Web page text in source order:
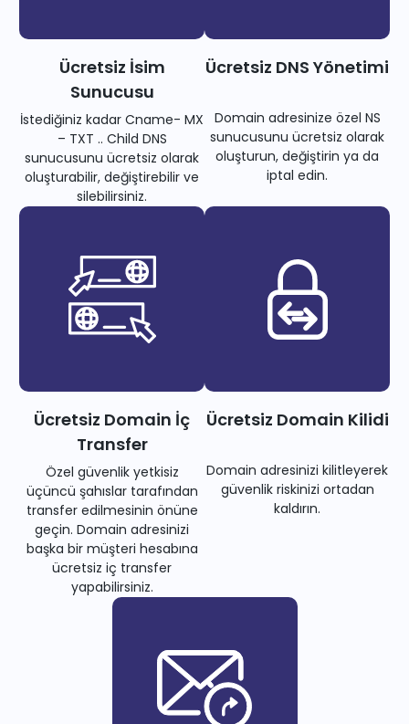
Ücretsiz İsim
Sunucusu
İstediğiniz kadar Cname- MX
– TXT .. Child DNS
sunucusunu ücretsiz olarak
oluşturabilir, değiştirebilir ve
silebilirsiniz.
Ücretsiz DNS Yönetimi
Domain adresinize özel NS
sunucusunu ücretsiz olarak
oluşturun, değiştirin ya da
iptal edin.
Ücretsiz Domain İç
Transfer
Özel güvenlik yetkisiz
üçüncü şahıslar tarafından
transfer edilmesinin önüne
geçin. Domain adresinizi
başka bir müşteri hesabına
ücretsiz iç transfer
yapabilirsiniz.
Ücretsiz Domain Kilidi
Domain adresinizi kilitleyerek
güvenlik riskinizi ortadan
kaldırın.